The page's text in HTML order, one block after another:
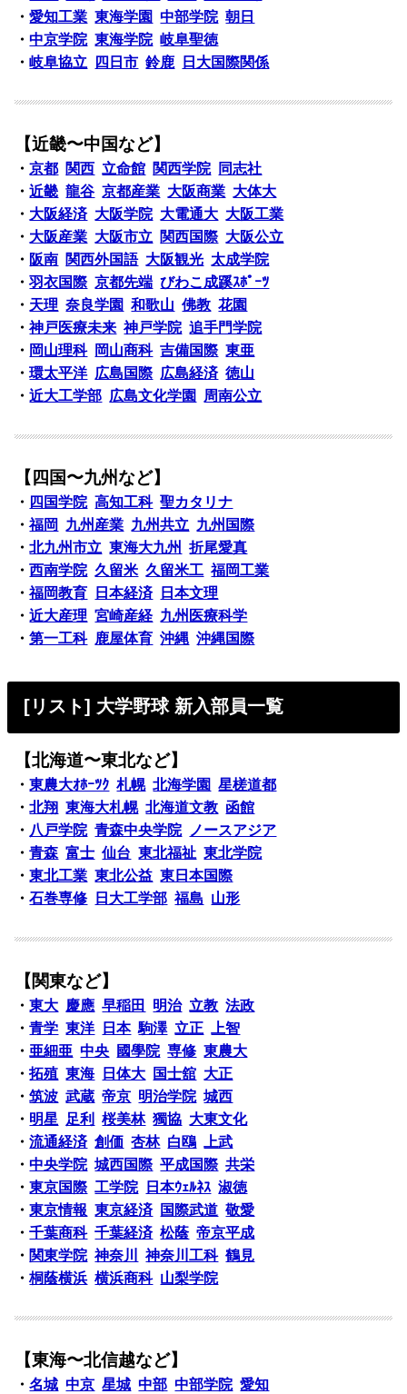
・愛知工業 東海学園 中部学院 朝日
・中京学院 東海学院 岐阜聖徳
・岐阜協立 四日市 鈴鹿 日大国際関係
【近畿〜中国など】
・京都 関西 立命館 関西学院
同志社
・近畿 龍谷 京都産業 大阪商業 大体大
・ 大阪経済 大阪学院 大電通大 大阪工業
・ 大阪産業 大阪市立 関西国際 大阪公立
・ 阪南 関西外国語 大阪観光 太成学院
・羽衣国際 京都先端 びわこ成蹊ｽﾎﾟｰﾂ
・ 天理 奈良学園 和歌山 佛教 花園
・神戸医療未来 神戸学院 追手門学院
・ 岡山理科 岡山商科 吉備国際 東亜
・環太平洋 広島国際 広島経済 徳山
・近大工学部 広島文化学園 周南公立
【四国〜九州など】
・ 四国学院 高知工科 聖カタリナ
・福岡 九州産業 九州共立 九州国際
・北九州市立 東海大九州
折尾愛真
・西南学院 久留米 久留米工 福岡工業
・福岡教育 日本経済
日本文理
・近大産理 宮崎産経 九州医療科学
・第一工科 鹿屋体育 沖縄 沖縄国際
[リスト] 大学野球 新入部員一覧
【北海道〜東北など】
・東農大ｵﾎｰﾂｸ 札幌 北海学園
星槎道都
・北翔 東海大札幌 北海道文教 函館
・ 八戸学院 青森中央学院
ノースアジア
・青森 富士 仙台 東北福祉 東北学院
・東北工業 東北公益 東日本国際
・石巻専修 日大工学部 福島 山形
【関東など】
・東大 慶應 早稲田 明治 立教 法政
・青学 東洋 日本 駒澤 立正
上智
・ 亜細亜 中央 國學院 専修 東農大
・拓殖 東海 日体大 国士舘 大正
・筑波 武蔵 帝京 明治学院 城西
・ 明星 足利 桜美林 獨協 大東文化
・流通経済 創価 杏林 白鴎
上武
・中央学院 城西国際 平成国際 共栄
・東京国際 工学院 日本ｳｪﾙﾈｽ 淑徳
・東京情報 東京経済 国際武道 敬愛
・千葉商科 千葉経済 松蔭 帝京平成
・ 関東学院 神奈川 神奈川工科 鶴見
・桐蔭横浜 横浜商科 山梨学院
【東海〜北信越など】
・名城 中京 星城 中部 中部学院 愛知